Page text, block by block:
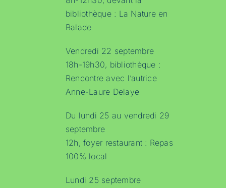
bibliothèque : La Nature en
Balade
Vendredi 22 septembre
18h-19h30, bibliothèque :
Rencontre avec l’autrice
Anne-Laure Delaye
Du lundi 25 au vendredi 29
septembre
12h, foyer restaurant : Repas
100% local
Lundi 25 septembre